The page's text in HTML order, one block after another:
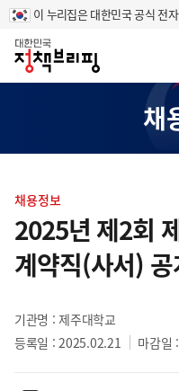
이 누리집은 대한민국 공식 전
홈
채
텐
츠
영
역
채용정보
2025년 제2회
계약직(사서)
기관명 : 제주대학교
등록일 : 2025.02.21
마감일